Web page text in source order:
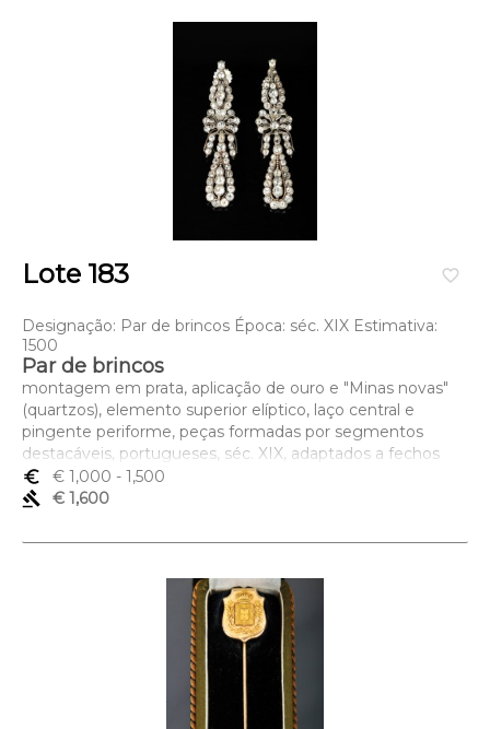
favorite_border
Lote 183
Designação: Par de brincos Época: séc. XIX Estimativa:
1500
Par de brincos
montagem em prata, aplicação de ouro e "Minas novas"
(quartzos), elemento superior elíptico, laço central e
pingente periforme, peças formadas por segmentos
destacáveis, portugueses, séc. XIX, adaptados a fechos
modernos, pequenas faltas, marcas sumidas
Dimensões (altura x comprimento x largura) - 7,5 cm; Peso
euro_symbol € 1,000 - 1,500
gavel
€ 1,600